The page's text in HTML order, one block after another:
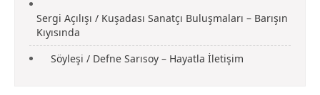
Sergi Açılışı / Kuşadası Sanatçı Buluşmaları – Barışın
Kıyısında
Söyleşi / Defne Sarısoy – Hayatla İletişim